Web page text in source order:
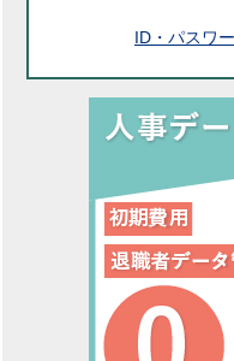
ID・パスワ